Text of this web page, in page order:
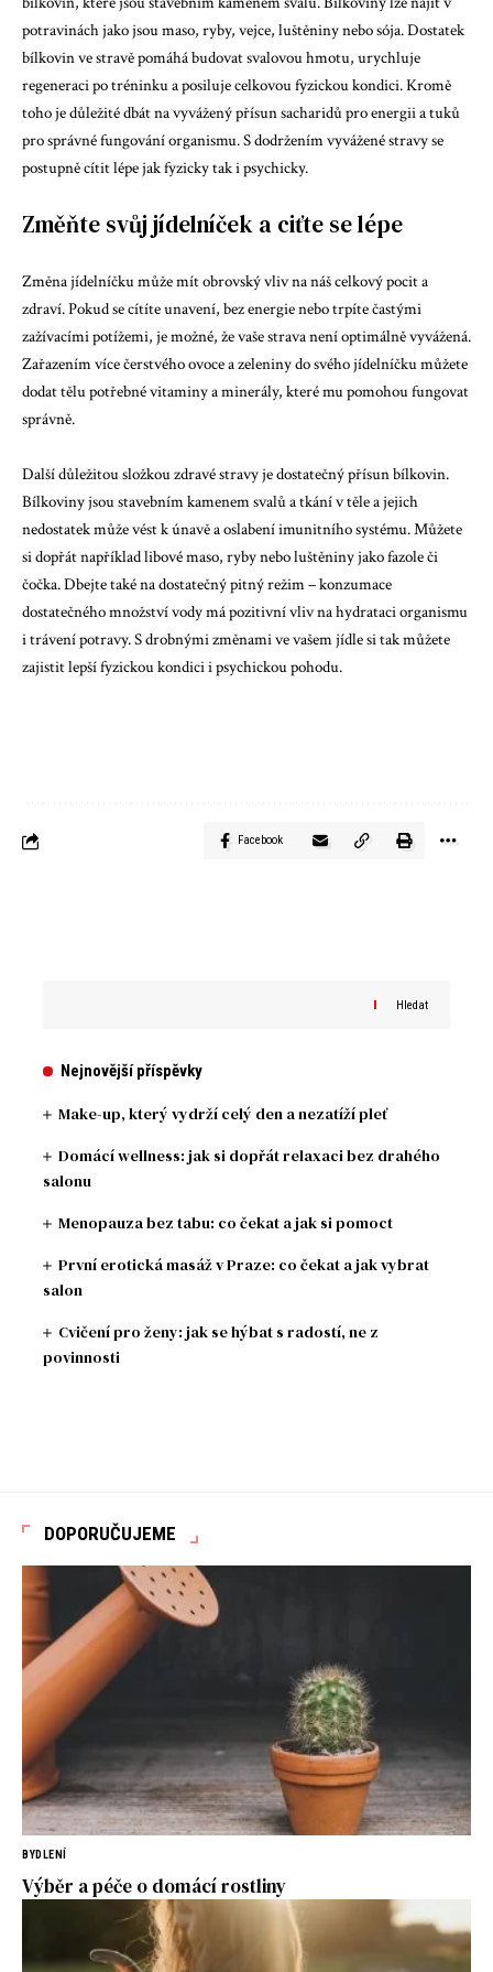
potravinách jako jsou maso, ryby, vejce, luštěniny nebo sója. Dostatek
bílkovin ve stravě pomáhá budovat svalovou hmotu, urychluje
regeneraci po tréninku a posiluje celkovou fyzickou kondici. Kromě
toho je důležité dbát na vyvážený přísun sacharidů pro energii a tuků
pro správné fungování organismu. S dodržením vyvážené stravy se
postupně cítit lépe jak fyzicky tak i psychicky.
Změňte svůj jídelníček a ciťte se lépe
Změna jídelníčku může mít obrovský vliv na náš celkový pocit a
zdraví. Pokud se cítíte unavení, bez energie nebo trpíte častými
zažívacími potížemi, je možné, že vaše strava není optimálně vyvážená.
Zařazením více čerstvého ovoce a zeleniny do svého jídelníčku můžete
dodat tělu potřebné vitaminy a minerály, které mu pomohou fungovat
správně.
Další důležitou složkou zdravé stravy je dostatečný přísun bílkovin.
Bílkoviny jsou stavebním kamenem svalů a tkání v těle a jejich
nedostatek může vést k únavě a oslabení imunitního systému. Můžete
si dopřát například libové maso, ryby nebo luštěniny jako fazole či
čočka. Dbejte také na dostatečný pitný režim – konzumace
dostatečného množství vody má pozitivní vliv na hydrataci organismu
i trávení potravy. S drobnými změnami ve vašem jídle si tak můžete
zajistit lepší fyzickou kondici i psychickou pohodu.
Facebook
Hledat
Nejnovější příspěvky
Make-up, který vydrží celý den a nezatíží pleť
Domácí wellness: jak si dopřát relaxaci bez drahého
salonu
Menopauza bez tabu: co čekat a jak si pomoct
První erotická masáž v Praze: co čekat a jak vybrat
salon
Cvičení pro ženy: jak se hýbat s radostí, ne z
povinnosti
DOPORUČUJEME
BYDLENÍ
Výběr a péče o domácí rostliny